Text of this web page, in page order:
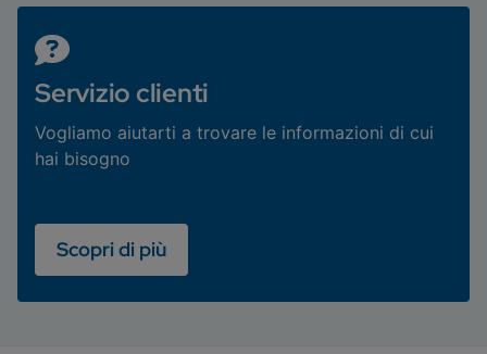
Servizio clienti
Vogliamo aiutarti a trovare le informazioni di cui
hai bisogno
Scopri di più